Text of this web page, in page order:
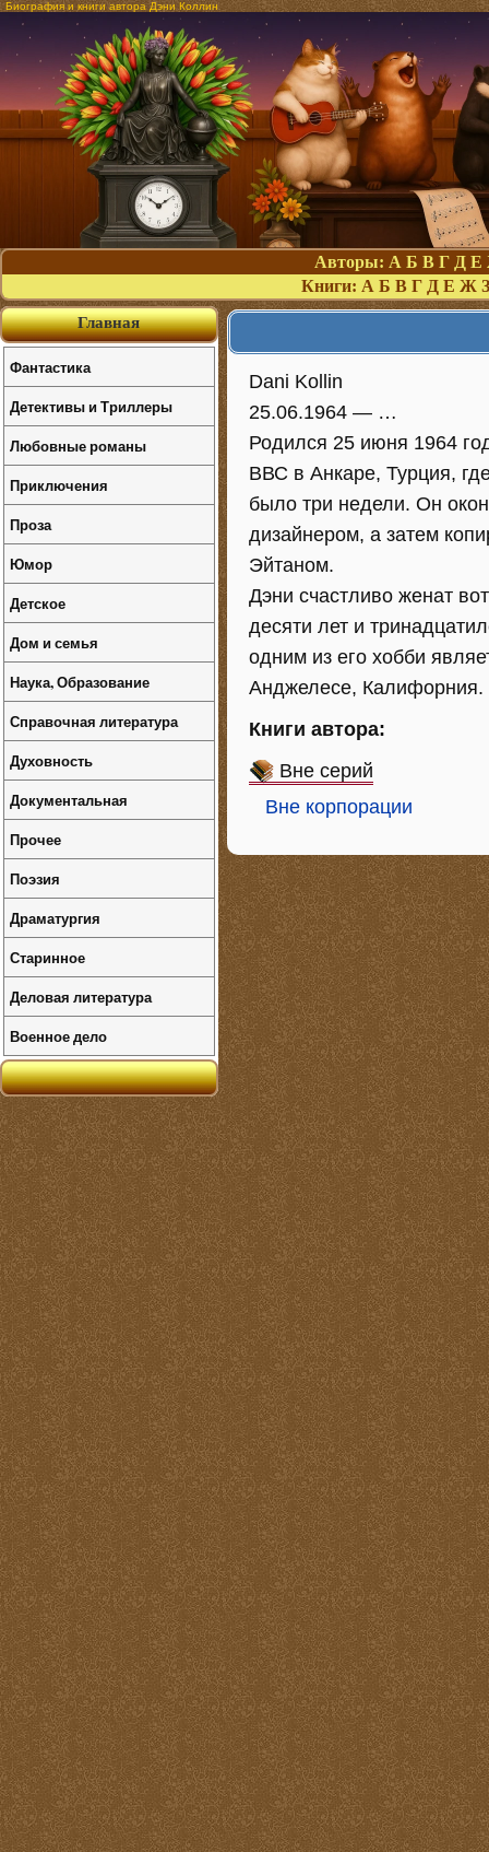
Биография и книги автора Дэни Коллин
Авторы: А Б В Г Д Е
Книги: А Б В Г Д Е Ж З
Dani Kollin
25.06.1964 — …
Родился 25 июня 1964
ВВС в Анкаре, Турция,
было три недели. Он
дизайнером, а затем
Эйтаном.
Дэни счастливо женат
десяти лет и
одним из его хобби
Анджелесе, Калифорния.
Книги автора:
Вне серий
Вне корпорации
Главная
Фантастика
Детективы и Триллеры
Любовные романы
Приключения
Проза
Юмор
Детское
Дом и семья
Наука, Образование
Справочная литература
Духовность
Документальная
Прочее
Поэзия
Драматургия
Старинное
Деловая литература
Военное дело